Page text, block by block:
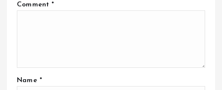
Comment*
Name *